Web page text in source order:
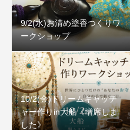
9/2(水)お清め塗香つくりワ
ークショップ
10/2(金)ドリームキャッチ
ャー作りin大船《増席しま
した》